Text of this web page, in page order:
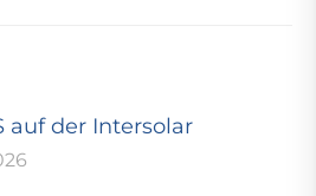
auf der Intersolar